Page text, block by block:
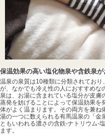
保温効果の高い塩化物泉や含鉄泉
温泉の泉質は10種類に分類されてお
が、なかでも冷え性の人におすすめな
泉は、お湯に含まれている塩分が皮
蒸発を妨げることによって保温効果を
体がよく温まります。その両方を兼ね
湯の一つに数えられる有馬温泉の「金
ともいわれる濃さの含鉄-ナトリウム-
ます。